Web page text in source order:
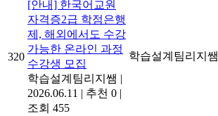
320
[안내] 한국어교원
자격증2급 학점은행
제, 해외에서도 수강
가능한 온라인 과정
수강생 모집
학습설계팀리지쌤 |
2026.06.11 | 추천 0 |
조회 455
학습설계팀리지쌤